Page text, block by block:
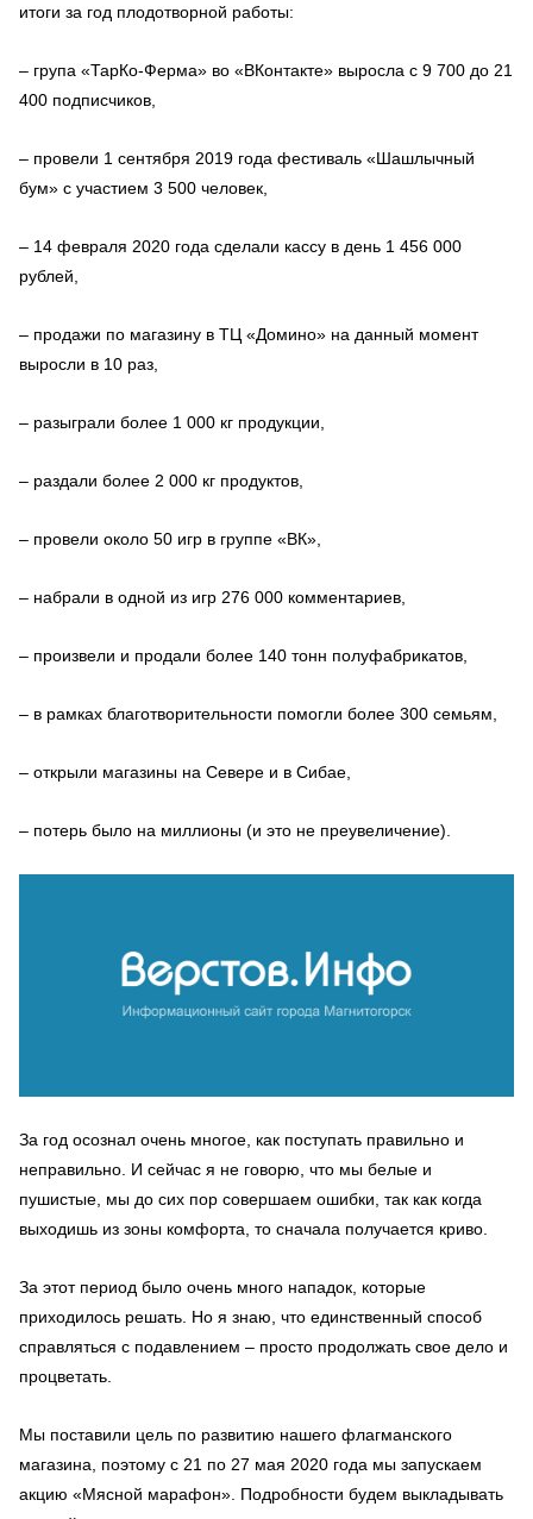
итоги за год плодотворной работы:
– група «ТарКо-Ферма» во «ВКонтакте» выросла c 9 700 до 21
400 подписчиков,
– провели 1 сентября 2019 года фестиваль «Шашлычный
бум» с участием 3 500 человек,
– 14 февраля 2020 года сделали кассу в день 1 456 000
рублей,
– продажи по магазину в ТЦ «Домино» на данный момент
выросли в 10 раз,
– разыграли более 1 000 кг продукции,
– раздали более 2 000 кг продуктов,
– провели около 50 игр в группе «ВК»,
– набрали в одной из игр 276 000 комментариев,
– произвели и продали более 140 тонн полуфабрикатов,
– в рамках благотворительности помогли более 300 семьям,
– открыли магазины на Севере и в Сибае,
– потерь было на миллионы (и это не преувеличение).
За год осознал очень многое, как поступать правильно и
неправильно. И сейчас я не говорю, что мы белые и
пушистые, мы до сих пор совершаем ошибки, так как когда
выходишь из зоны комфорта, то сначала получается криво.
За этот период было очень много нападок, которые
приходилось решать. Но я знаю, что единственный способ
справляться с подавлением – просто продолжать свое дело и
процветать.
Мы поставили цель по развитию нашего флагманского
магазина, поэтому с 21 по 27 мая 2020 года мы запускаем
акцию «Мясной марафон». Подробности будем выкладывать